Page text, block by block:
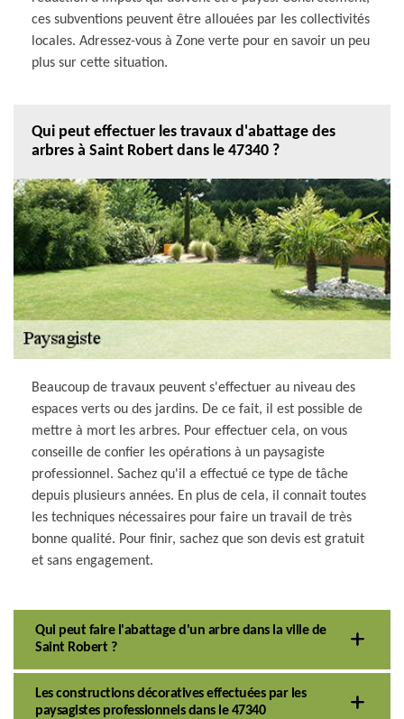
ces subventions peuvent être allouées par les collectivités
locales. Adressez-vous à Zone verte pour en savoir un peu
plus sur cette situation.
Qui peut effectuer les travaux d'abattage des
arbres à Saint Robert dans le 47340 ?
Beaucoup de travaux peuvent s'effectuer au niveau des
espaces verts ou des jardins. De ce fait, il est possible de
mettre à mort les arbres. Pour effectuer cela, on vous
conseille de confier les opérations à un paysagiste
professionnel. Sachez qu'il a effectué ce type de tâche
depuis plusieurs années. En plus de cela, il connait toutes
les techniques nécessaires pour faire un travail de très
bonne qualité. Pour finir, sachez que son devis est gratuit
et sans engagement.
Qui peut faire l'abattage d'un arbre dans la ville de
Saint Robert ?
Les constructions décoratives effectuées par les
paysagistes professionnels dans le 47340